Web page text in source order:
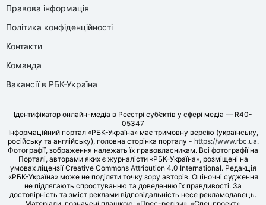
Правова інформація
Політика конфіденційності
Контакти
Команда
Вакансії в РБК-Україна
Ідентифікатор онлайн-медіа в Реєстрі суб’єктів у сфері медіа — R40-
05347
Інформаційний портал «РБК-Україна» має тримовну версію (українську,
російську та англійську), головна сторінка порталу - https://www.rbc.ua.
Фотографії, зображення належать їх правовласникам. Всі фотографії на
Порталі, авторами яких є журналісти «РБК-Україна», розміщені на
умовах ліцензії Creative Commons Attribution 4.0 International. Редакція
«РБК-Україна» може не поділяти точку зору авторів. Оціночні судження
не підлягають спростуванню та доведенню їх правдивості. За
достовірність та зміст реклами відповідальність несе рекламодавець.